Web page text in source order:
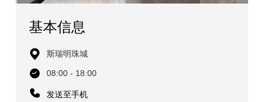
基本信息
斯瑞明珠城
08:00 - 18:00
发送至手机